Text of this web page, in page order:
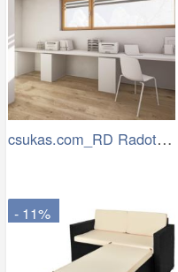
csukas.com_RD Radotin_020.jpg
- 11%